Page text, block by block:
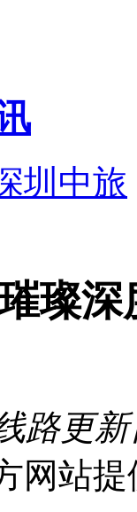
圳中旅
璨
路更
网站提